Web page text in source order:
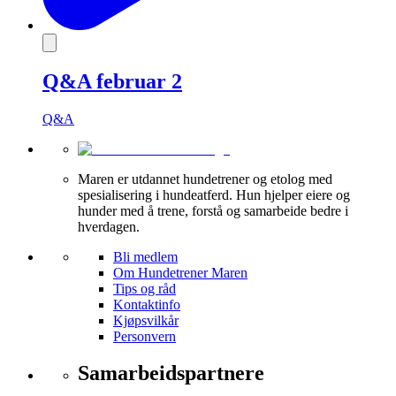
Q&A februar 2
Q&A
Maren er utdannet hundetrener og etolog med
spesialisering i hundeatferd. Hun hjelper eiere og
hunder med å trene, forstå og samarbeide bedre i
hverdagen.
Bli medlem
Om Hundetrener Maren
Tips og råd
Kontaktinfo
Kjøpsvilkår
Personvern
Samarbeidspartnere